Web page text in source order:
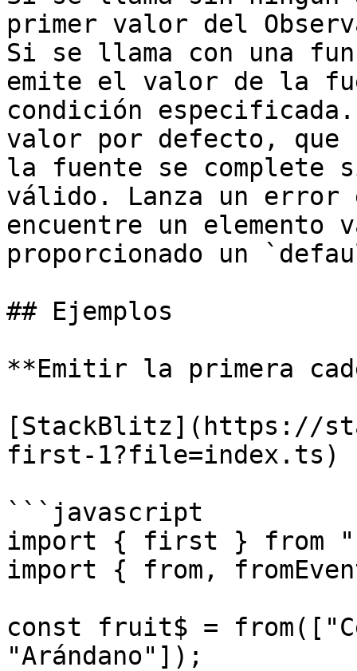
primer valor del
Si se llama con una
emite el valor de la
condición
valor por defecto, que
la fuente se complete
válido. Lanza un error
encuentre un elemento
proporcionado un
## Ejemplos
**Emitir la primera
[StackBlitz](https://
first-1?file=index.ts)
```javascript
import { first } from
import { from,
const fruit$ =
"Arándano"]);